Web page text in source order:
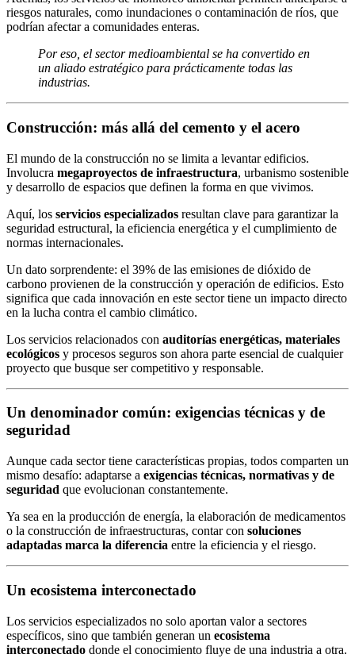
riesgos naturales, como inundaciones o contaminación de ríos, que
podrían afectar a comunidades enteras.
Por eso, el sector medioambiental se ha convertido en
un aliado estratégico para prácticamente todas las
industrias.
Construcción: más allá del cemento y el acero
El mundo de la construcción no se limita a levantar edificios.
Involucra megaproyectos de infraestructura, urbanismo sostenible
y desarrollo de espacios que definen la forma en que vivimos.
Aquí, los servicios especializados resultan clave para garantizar la
seguridad estructural, la eficiencia energética y el cumplimiento de
normas internacionales.
Un dato sorprendente: el 39% de las emisiones de dióxido de
carbono provienen de la construcción y operación de edificios. Esto
significa que cada innovación en este sector tiene un impacto directo
en la lucha contra el cambio climático.
Los servicios relacionados con auditorías energéticas, materiales
ecológicos y procesos seguros son ahora parte esencial de cualquier
proyecto que busque ser competitivo y responsable.
Un denominador común: exigencias técnicas y de
seguridad
Aunque cada sector tiene características propias, todos comparten un
mismo desafío: adaptarse a exigencias técnicas, normativas y de
seguridad que evolucionan constantemente.
Ya sea en la producción de energía, la elaboración de medicamentos
o la construcción de infraestructuras, contar con soluciones
adaptadas marca la diferencia entre la eficiencia y el riesgo.
Un ecosistema interconectado
Los servicios especializados no solo aportan valor a sectores
específicos, sino que también generan un ecosistema
interconectado donde el conocimiento fluye de una industria a otra.